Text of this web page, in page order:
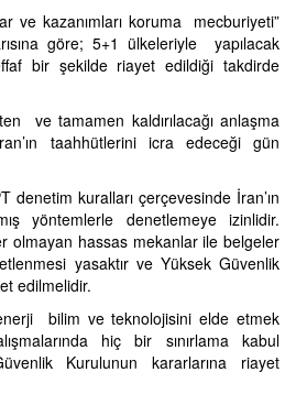
ve kazanımları koruma mecburiyeti”
göre; 5+1 ülkeleriyle yapılacak
bir şekilde riayet edildiği takdirde
ve tamamen kaldırılacağı anlaşma
taahhütlerini icra edeceği gün
kuralları çerçevesinde İran’ın
yöntemlerle denetlemeye izinlidir.
olmayan hassas mekanlar ile belgeler
yasaktır ve Yüksek Güvenlik
edilmelidir.
bilim ve teknolojisini elde etmek
hiç bir sınırlama kabul
Kurulunun kararlarına riayet